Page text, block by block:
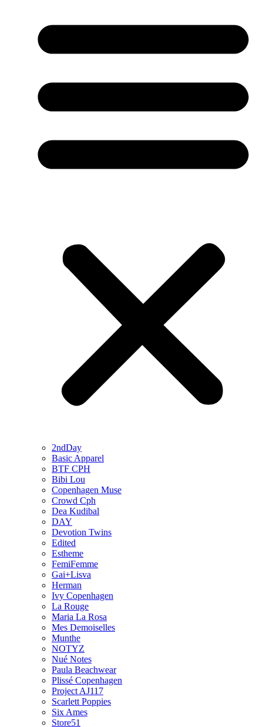
2ndDay
Basic Apparel
BTF CPH
Bibi Lou
Copenhagen Muse
Crowd Cph
Dea Kudibal
DAY
Devotion Twins
Edited
Estheme
FemiFemme
Gai+Lisva
Herman
Ivy Copenhagen
La Rouge
Maria La Rosa
Mes Demoiselles
Munthe
NOTYZ
Nué Notes
Paula Beachwear
Plissé Copenhagen
Project AJ117
Scarlett Poppies
Six Ames
Store51